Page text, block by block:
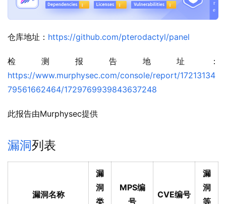
仓库地址： https://github.com/pterodactyl/panel
检测报告地址：
https://www.murphysec.com/console/report/17213134
79561662464/1729769939843637248
此报告由Murphysec提供
漏洞列表
漏洞名称
漏
洞
类
MPS编
号
CVE编号
漏
洞
等